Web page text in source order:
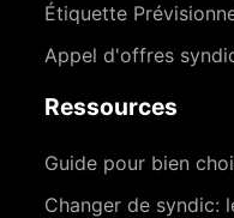
Étiquette
Appel d'offres
Ressources
Guide pour bien
Changer de syndic: